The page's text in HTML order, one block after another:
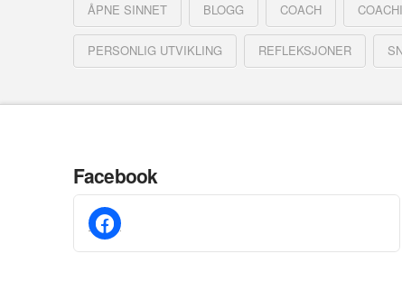
ÅPNE SINNET BLOGG COACH
PERSONLIG UTVIKLING REFLEKSJONER
Facebook
facebook